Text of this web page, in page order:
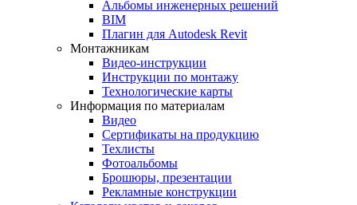
Альбомы инженерных решений
BIM
Плагин для Autodesk Revit
Монтажникам
Видео-инструкции
Инструкции по монтажу
Технологические карты
Информация по материалам
Видео
Сертификаты на продукцию
Техлисты
Фотоальбомы
Брошюры, презентации
Рекламные конструкции